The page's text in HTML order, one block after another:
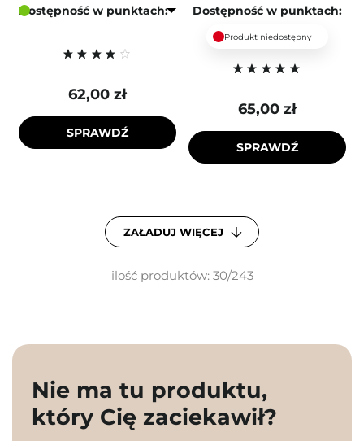
Dostępność w punktach:
62,00 zł
SPRAWDŹ
Dostępność w punktach:
Produkt niedostępny
65,00 zł
SPRAWDŹ
ZAŁADUJ WIĘCEJ
ilość produktów: 30/243
Nie ma tu produktu,
który Cię zaciekawił?